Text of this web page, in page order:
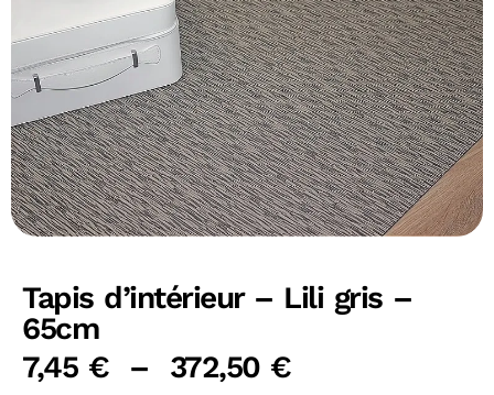
Tapis d’intérieur – Lili gris –
65cm
7,45 € – 372,50 €